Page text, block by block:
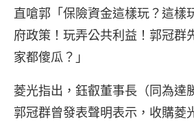
直嗆郭「保險資金這樣玩？這樣
府政策！玩弄公共利益！郭冠群
家都傻瓜？」
菱光指出，鈺叡董事長（同為達
郭冠群曾發表聲明表示，收購菱